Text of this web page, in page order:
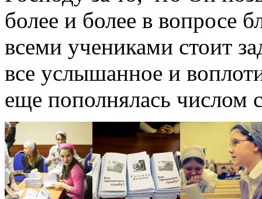
более и более в вопросе
всеми учениками стоит
все услышанное и
еще пополнялась числом